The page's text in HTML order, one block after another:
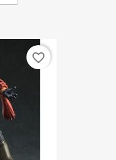
favorite_border